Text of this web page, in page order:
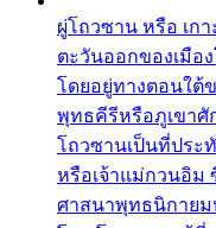
ผู่โถวซาน หรือ เกา
ตะวันออกของเมือ
โดยอยู่ทางตอนใต้
พุทธคีรีหรือภูเขาศั
โถวซานเป็นที่ประ
หรือเจ้าแม่กวนอิม
ศาสนาพุทธนิกายม